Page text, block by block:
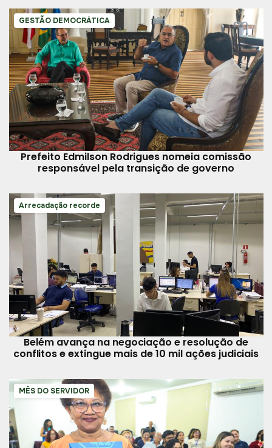
GESTÃO DEMOCRÁTICA
Prefeito Edmilson Rodrigues nomeia comissão
responsável pela transição de governo
Arrecadação recorde
Belém avança na negociação e resolução de
conflitos e extingue mais de 10 mil ações judiciais
MÊS DO SERVIDOR